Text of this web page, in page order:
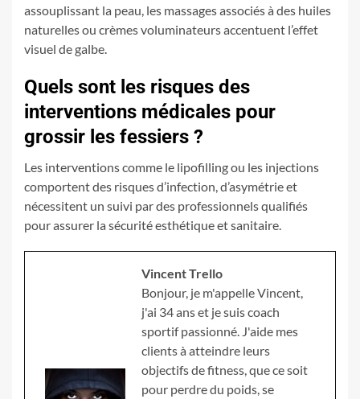
assouplissant la peau, les massages associés à des huiles
naturelles ou crèmes voluminateurs accentuent l’effet
visuel de galbe.
Quels sont les risques des
interventions médicales pour
grossir les fessiers ?
Les interventions comme le lipofilling ou les injections
comportent des risques d’infection, d’asymétrie et
nécessitent un suivi par des professionnels qualifiés
pour assurer la sécurité esthétique et sanitaire.
Vincent Trello
Bonjour, je m'appelle Vincent,
j'ai 34 ans et je suis coach
sportif passionné. J'aide mes
clients à atteindre leurs
objectifs de fitness, que ce soit
pour perdre du poids, se